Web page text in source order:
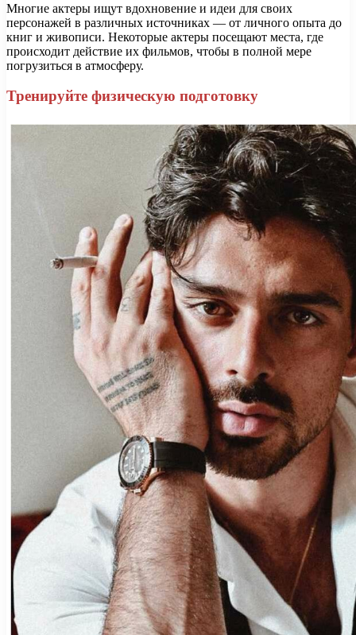
Многие актеры ищут вдохновение и идеи для своих
персонажей в различных источниках — от личного опыта до
книг и живописи. Некоторые актеры посещают места, где
происходит действие их фильмов, чтобы в полной мере
погрузиться в атмосферу.
Тренируйте физическую подготовку